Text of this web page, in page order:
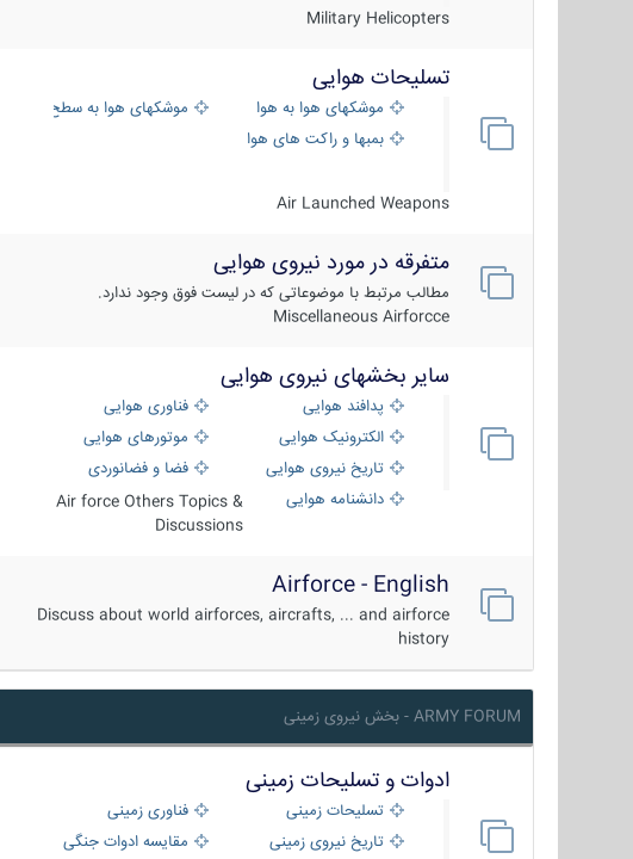
Military Helicopters
تسلیحات هوایی
موشکهای هوا به هوا
موشکهای هوا به سطح
بمبها و راکت های هوایی
Air Launched Weapons
متفرقه در مورد نیروی هوایی
مطالب مرتبط با موضوعاتی که در لیست فوق وجود ندارد.
Miscellaneous Airforcce
سایر بخشهای نیروی هوایی
پدافند هوایی
فناوری هوایی
الکترونیک هوایی
موتورهای هوایی
تاریخ نیروی هوایی
فضا و فضانوردی
دانشنامه هوایی
Air force Others Topics &
Discussions
Airforce - English
Discuss about world airforces, aircrafts, ... and airforce
history
ARMY FORUM - بخش نیروی زمینی
ادوات و تسلیحات زمینی
تسلیحات زمینی
فناوری زمینی
تاریخ نیروی زمینی
مقایسه ادوات جنگی